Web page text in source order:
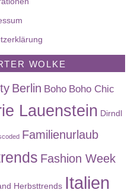
WOLKE
Berlin Boho Boho Chic
Lauenstein Dirndl
Familienurlaub
Fashion Week
Herbsttrends Italien